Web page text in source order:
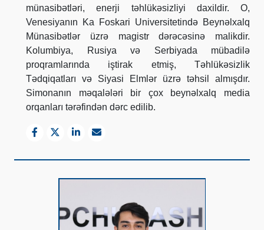
münasibətləri, enerji təhlükəsizliyi daxildir. O,
Venesiyanın Ka Foskari Universitetində Beynəlxalq
Münasibətlər üzrə magistr dərəcəsinə malikdir.
Kolumbiya, Rusiya və Serbiyada mübadilə
proqramlarında iştirak etmiş, Təhlükəsizlik
Tədqiqatları və Siyasi Elmlər üzrə təhsil almışdır.
Simonanın məqalələri bir çox beynəlxalq media
orqanları tərəfindən dərc edilib.